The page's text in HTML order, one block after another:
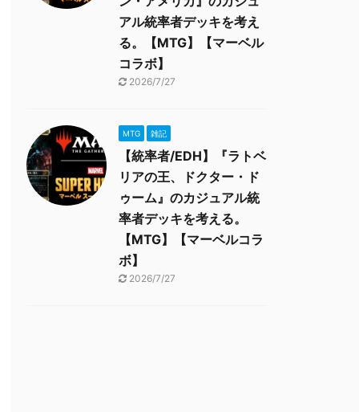
アル統率者デッキを考え
る。【MTG】【マーベル
コラボ】
2026/7/27
MTG 雑記
【統率者/EDH】『ラトベ
リアの王、ドクター・ド
ゥーム』のカジュアル統
率者デッキを考える。
【MTG】【マーベルコラ
ボ】
2026/7/27